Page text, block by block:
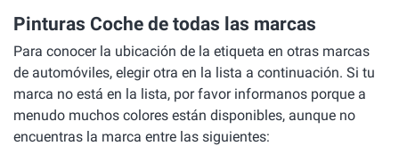
Pinturas Coche de todas las marcas
Para conocer la ubicación de la etiqueta en otras marcas
de automóviles, elegir otra en la lista a continuación. Si tu
marca no está en la lista, por favor informanos porque a
menudo muchos colores están disponibles, aunque no
encuentras la marca entre las siguientes: